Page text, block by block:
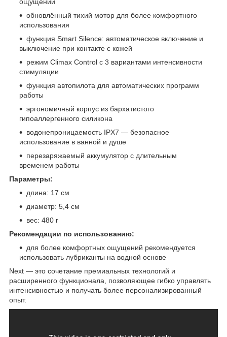
обновлённый тихий мотор для более комфортного
использования
функция Smart Silence: автоматическое включение и
выключение при контакте с кожей
режим Climax Control с 3 вариантами интенсивности
стимуляции
функция автопилота для автоматических программ
работы
эргономичный корпус из бархатистого
гипоаллергенного силикона
водонепроницаемость IPX7 — безопасное
использование в ванной и душе
перезаряжаемый аккумулятор с длительным
временем работы
Параметры:
длина: 17 см
диаметр: 5,4 см
вес: 480 г
Рекомендации по использованию:
для более комфортных ощущений рекомендуется
использовать лубриканты на водной основе
Next — это сочетание премиальных технологий и
расширенного функционала, позволяющее гибко управлять
интенсивностью и получать более персонализированный
опыт.